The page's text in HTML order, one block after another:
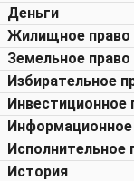
Деньги
Жилищное право
Земельное право
Избирательное
Инвестиционное
Информационное
Исполнительное
История